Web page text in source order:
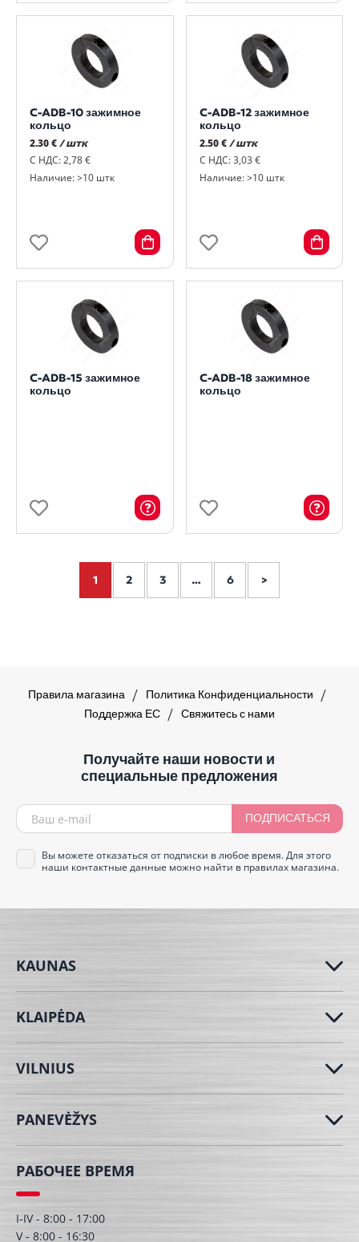
C-ADB-10 зажимное
кольцо
2.30 €/ штк
С НДС: 2,78 €
Наличие: >10 штк
C-ADB-12 зажимное
кольцо
2.50 € / штк
С НДС: 3,03 €
Наличие: >10 штк
C-ADB-15 зажимное
кольцо
C-ADB-18 зажимное
кольцо
1 2 3 … 6 >
Правила магазина
Политика Конфиденциальности
Поддержка ЕС
Свяжитесь с нами
Получайте наши новости и
специальные предложения
ПОДПИСАТЬСЯ
Вы можете отказаться от подписки в любое время. Для этого
наши контактные данные можно найти в правилах магазина.
KAUNAS
KLAIPĖDA
VILNIUS
PANEVĖŽYS
РАБОЧЕЕ ВРЕМЯ
I-IV - 8:00 - 17:00
V - 8:00 - 16:30